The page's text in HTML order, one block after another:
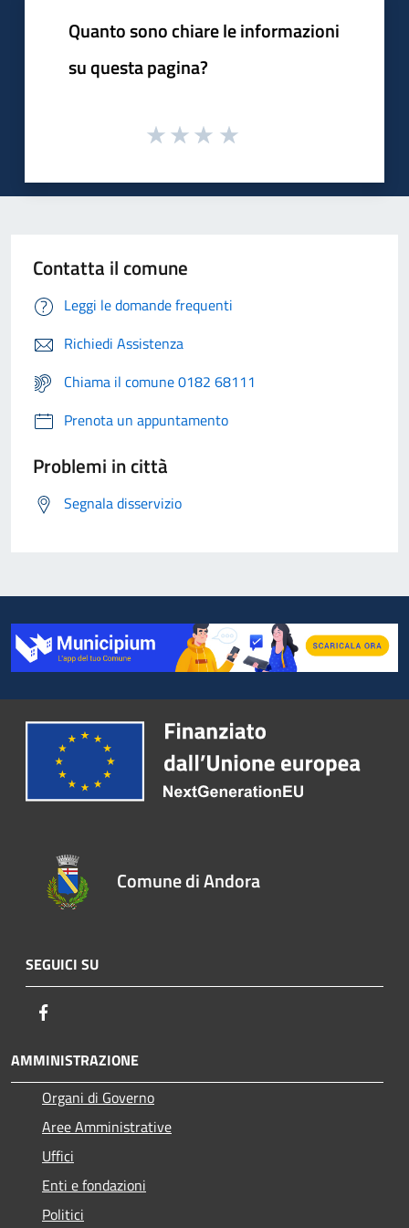
Quanto sono chiare le informazioni
su questa pagina?
Contatta il comune
Leggi le domande frequenti
Richiedi Assistenza
Chiama il comune 0182 68111
Prenota un appuntamento
Problemi in città
Segnala disservizio
Comune di Andora
SEGUICI SU
AMMINISTRAZIONE
Organi di Governo
Aree Amministrative
Uffici
Enti e fondazioni
Politici